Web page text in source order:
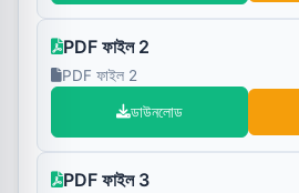
PDF ফাইল 2
PDF ফাইল 2
ডাউনলোড
PDF ফাইল 3